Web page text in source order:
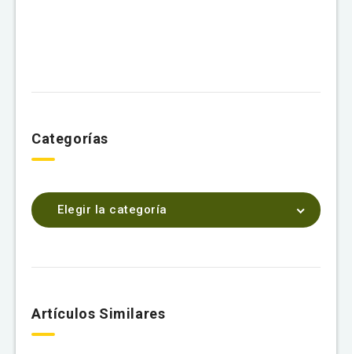
Categorías
Elegir la categoría
Artículos Similares